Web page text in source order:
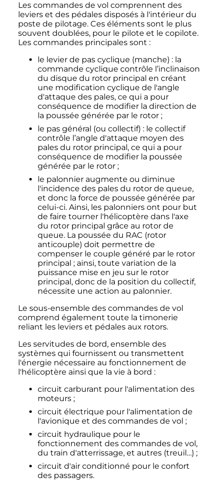
Les commandes de vol comprennent des
leviers et des pédales disposés à l'intérieur du
poste de pilotage. Ces éléments sont le plus
souvent doublées, pour le pilote et le copilote.
Les commandes principales sont :
le levier de pas cyclique (manche) : la
commande cyclique contrôle l’inclinaison
du disque du rotor principal en créant
une modification cyclique de l'angle
d'attaque des pales, ce qui a pour
conséquence de modifier la direction de
la poussée générée par le rotor ;
le pas général (ou collectif) : le collectif
contrôle l’angle d'attaque moyen des
pales du rotor principal, ce qui a pour
conséquence de modifier la poussée
générée par le rotor ;
le palonnier augmente ou diminue
l'incidence des pales du rotor de queue,
et donc la force de poussée générée par
celui-ci. Ainsi, les palonniers ont pour but
de faire tourner l'hélicoptère dans l'axe
du rotor principal grâce au rotor de
queue. La poussée du RAC (rotor
anticouple) doit permettre de
compenser le couple généré par le rotor
principal ; ainsi, toute variation de la
puissance mise en jeu sur le rotor
principal, donc de la position du collectif,
nécessite une action au palonnier.
Le sous-ensemble des commandes de vol
comprend également toute la timonerie
reliant les leviers et pédales aux rotors.
Les servitudes de bord, ensemble des
systèmes qui fournissent ou transmettent
l'énergie nécessaire au fonctionnement de
l'hélicoptère ainsi que la vie à bord :
circuit carburant pour l'alimentation des
moteurs ;
circuit électrique pour l'alimentation de
l'avionique et des commandes de vol ;
circuit hydraulique pour le
fonctionnement des commandes de vol,
du train d'atterrissage, et autres (treuil…) ;
circuit d'air conditionné pour le confort
des passagers.